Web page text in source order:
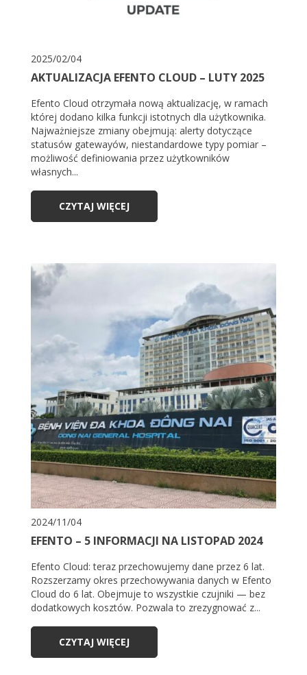
2025/02/04
AKTUALIZACJA EFENTO CLOUD – LUTY 2025
Efento Cloud otrzymała nową aktualizację, w ramach
której dodano kilka funkcji istotnych dla użytkownika.
Najważniejsze zmiany obejmują: alerty dotyczące
statusów gatewayów, niestandardowe typy pomiar –
możliwość definiowania przez użytkowników
własnych...
CZYTAJ WIĘCEJ
2024/11/04
EFENTO – 5 INFORMACJI NA LISTOPAD 2024
Efento Cloud: teraz przechowujemy dane przez 6 lat.
Rozszerzamy okres przechowywania danych w Efento
Cloud do 6 lat. Obejmuje to wszystkie czujniki — bez
dodatkowych kosztów. Pozwala to zrezygnować z...
CZYTAJ WIĘCEJ